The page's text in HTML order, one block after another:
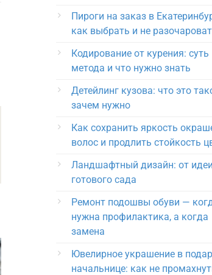
Пироги на заказ в
как выбрать и не
Кодирование от курения: суть
метода и что нужно знать
Детейлинг кузова: что это
зачем нужно
Как сохранить яркость
волос и продлить стойкость
Ландшафтный дизайн: от
готового сада
Ремонт подошвы обуви —
нужна профилактика, а когда
замена
Ювелирное украшение в
начальнице: как не